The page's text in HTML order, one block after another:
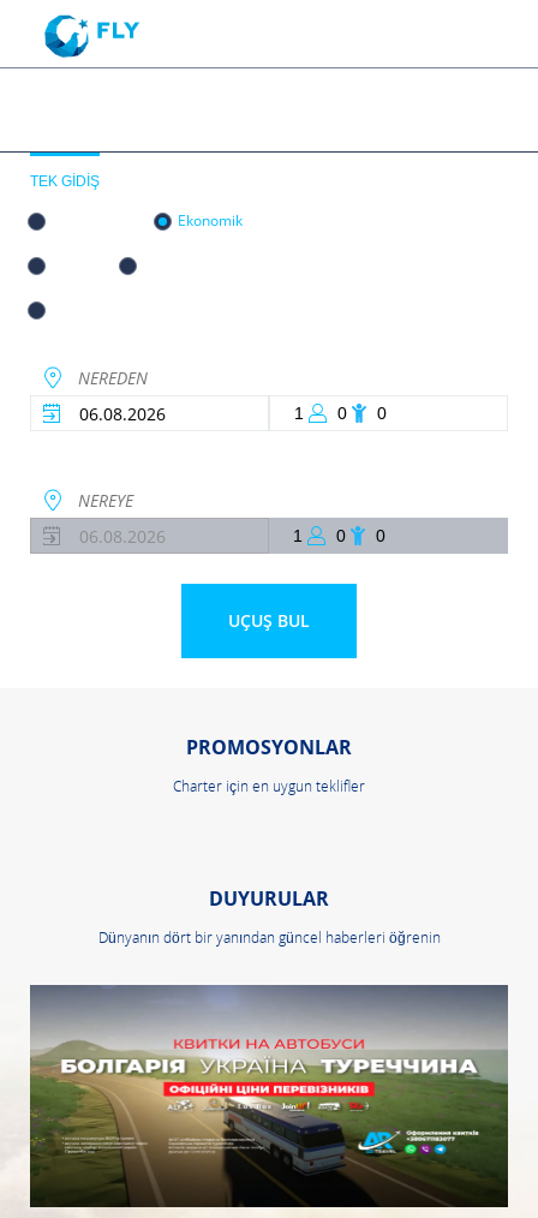
TEK GIDIŞ
Ekonomik
1 0 0
1 0 0
PROMOSYONLAR
Charter için en uygun teklifler
DUYURULAR
Dünyanın dört bir yanından güncel haberleri öğrenin